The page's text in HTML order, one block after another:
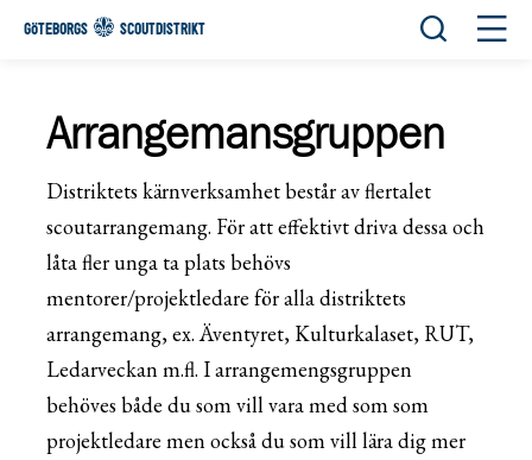
GÖTEBORGS SCOUTDISTRIKT Öppna
Arrangemansgruppen
Distriktets kärnverksamhet består av flertalet
scoutarrangemang. För att effektivt driva dessa och
låta fler unga ta plats behövs
mentorer/projektledare för alla distriktets
arrangemang, ex. Äventyret, Kulturkalaset, RUT,
Ledarveckan m.fl. I arrangemengsgruppen
behöves både du som vill vara med som som
projektledare men också du som vill lära dig mer